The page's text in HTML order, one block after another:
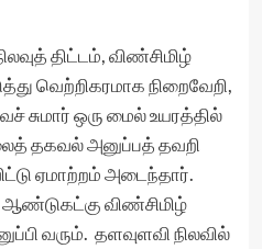
திட்டம், விண்சிமிழ்
வெற்றிகரமாக நிறைவேறி,
சுமார் ஒரு மைல் உயரத்தில்
தகவல் அனுப்பத் தவறி
ஏமாற்றம் அடைந்தார்.
விண்சிமிழ்
வரும். தளவுளவி நிலவில்